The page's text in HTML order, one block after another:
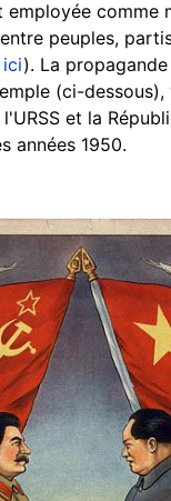
employée comme
peuples,
ici). La
(ci-
et la
années 1950.